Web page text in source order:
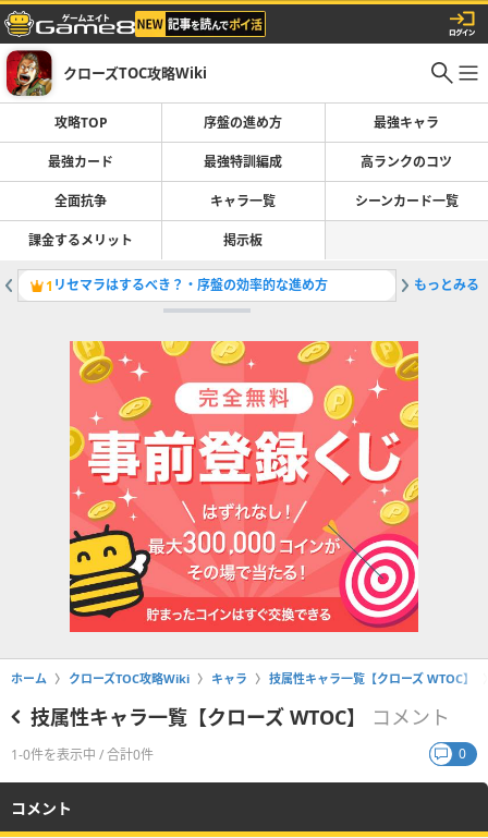
クローズTOC攻略Wiki
攻略TOP 序盤の進め方 最強キャラ
最強カード 最強特訓編成 高ランクのコツ
全面抗争 キャラ一覧 シーンカード一覧
課金するメリット 掲示板
1 リセマラはするべき？・序盤の効率的な進め方 2最強キ
もっとみる
ホーム クローズTOC攻略Wiki キャラ 技属性キャラ一覧【クローズ WTOC】
技属性キャラ一覧【クローズ WTOC】 コメント
1-0件を表示中 / 合計0件 0
コメント